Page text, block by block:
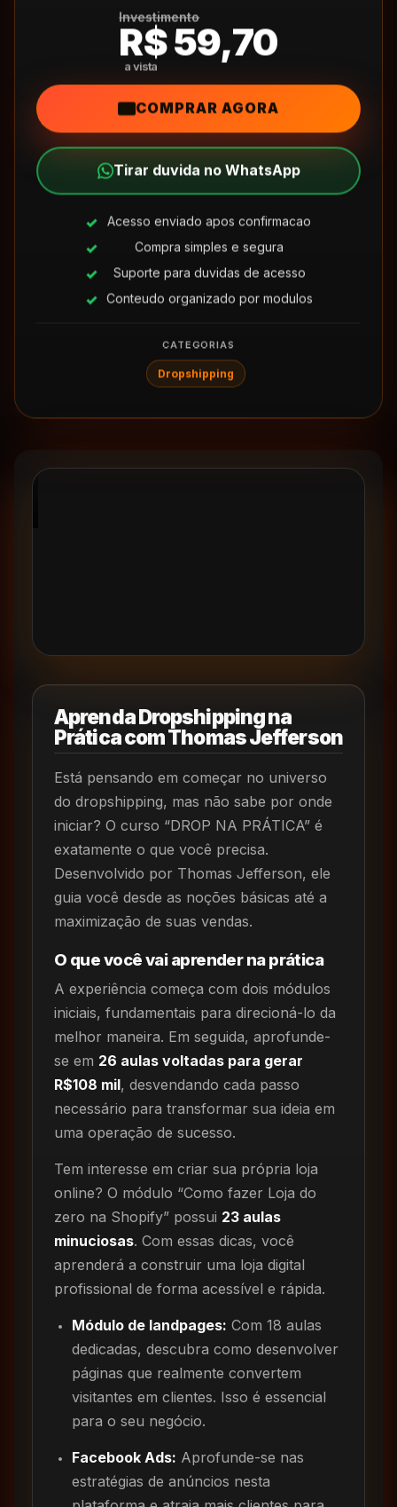
Aprenda Dropshipping na
Prática com Thomas Jefferson
Está pensando em começar no universo
do dropshipping, mas não sabe por onde
iniciar? O curso “DROP NA PRÁTICA” é
exatamente o que você precisa.
Desenvolvido por Thomas Jefferson, ele
guia você desde as noções básicas até a
maximização de suas vendas.
O que você vai aprender na prática
A experiência começa com dois módulos
iniciais, fundamentais para direcioná-lo da
melhor maneira. Em seguida, aprofunde-
se em 26 aulas voltadas para gerar
R$108 mil, desvendando cada passo
necessário para transformar sua ideia em
uma operação de sucesso.
Tem interesse em criar sua própria loja
online? O módulo “Como fazer Loja do
zero na Shopify” possui 23 aulas
minuciosas. Com essas dicas, você
aprenderá a construir uma loja digital
profissional de forma acessível e rápida.
Módulo de landpages: Com 18 aulas
dedicadas, descubra como desenvolver
páginas que realmente convertem
visitantes em clientes. Isso é essencial
para o seu negócio.
Facebook Ads: Aprofunde-se nas
estratégias de anúncios nesta
Investimento
R$ 59,70
COMPRAR AGORA
Tirar duvida no WhatsApp
Acesso enviado apos confirmacao
Compra simples e segura
Suporte para duvidas de acesso
Conteudo organizado por modulos
CATEGORIAS
Dropshipping